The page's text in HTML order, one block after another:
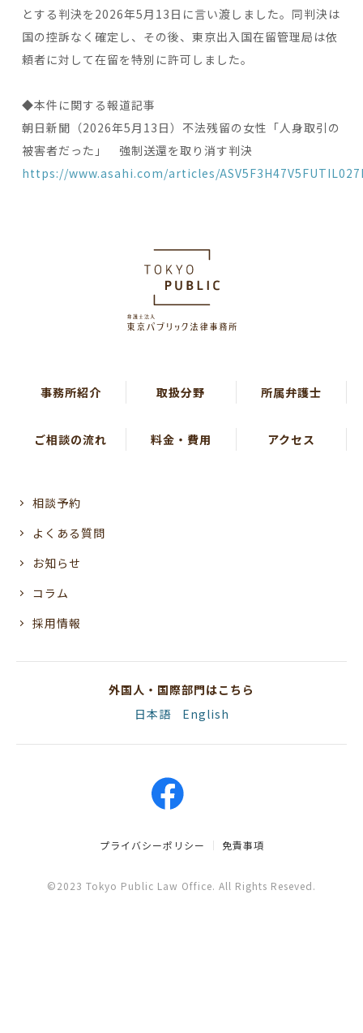
とする判決を2026年5月13日に言い渡しました。同判決は
国の控訴なく確定し、その後、東京出入国在留管理局は依
頼者に対して在留を特別に許可しました。
◆本件に関する報道記事
朝日新聞（2026年5月13日）不法残留の女性「人身取引の
被害者だった」 強制送還を取り消す判決
https://www.asahi.com/articles/
事務所紹介 取扱分野 所属弁護士
ご相談の流れ 料金・費用 アクセス
相談予約
よくある質問
お知らせ
コラム
採用情報
外国人・国際部門はこちら
日本語
English
プライバシーポリシー 免責事項
©2023 Tokyo Public Law Office. All Rights Reseved.